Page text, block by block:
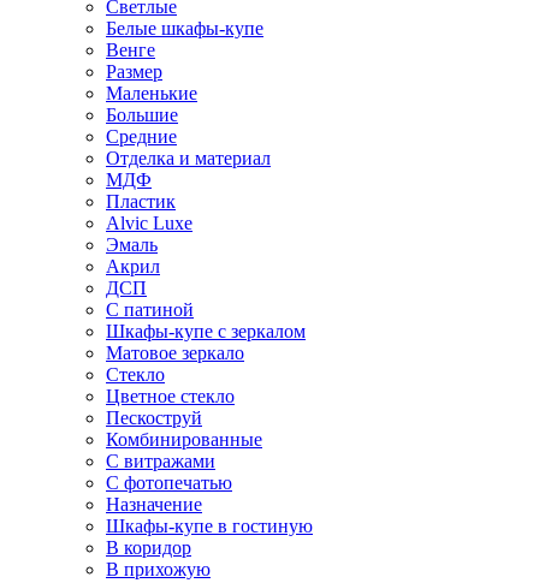
Светлые
Белые шкафы-купе
Венге
Размер
Маленькие
Большие
Средние
Отделка и материал
МДФ
Пластик
Alvic Luxe
Эмаль
Акрил
ДСП
С патиной
Шкафы-купе с зеркалом
Матовое зеркало
Стекло
Цветное стекло
Пескоструй
Комбинированные
С витражами
С фотопечатью
Назначение
Шкафы-купе в гостиную
В коридор
В прихожую